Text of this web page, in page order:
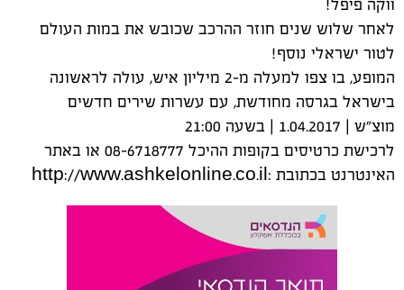
ווקה פיפל!
לאחר שלוש שנים חוזר ההרכב שכובש את במות העולם
לטור ישראלי נוסף!
המופע, בו צפו למעלה מ-2 מיליון איש, עולה לראשונה
בישראל בגרסה מחודשת, עם עשרות שירים חדשים
מוצ"ש | 1.04.2017 | בשעה 21:00
לרכישת כרטיסים בקופות ההיכל 08-6718777 או באתר
האינטרנט בכתובת :http://www.ashkelonline.co.il